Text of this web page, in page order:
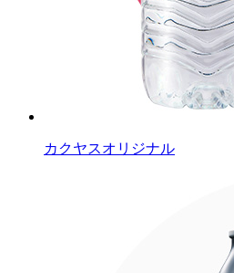
カクヤスオリジナル